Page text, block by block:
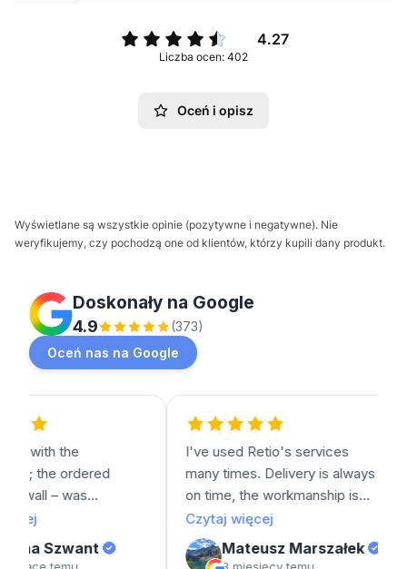
4.27
Liczba ocen: 402
Oceń i opisz
Wyświetlane są wszystkie opinie (pozytywne i negatywne). Nie
weryfikujemy, czy pochodzą one od klientów, którzy kupili dany produkt.